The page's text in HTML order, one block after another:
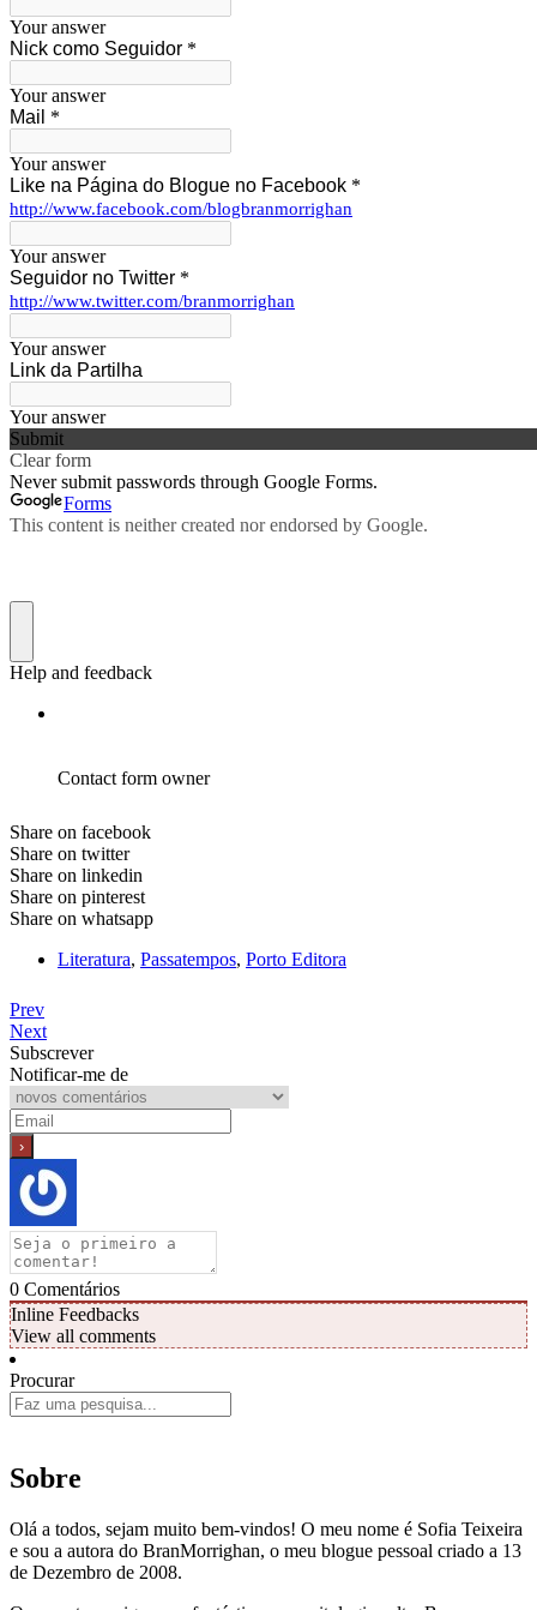
Share on facebook
Share on twitter
Share on linkedin
Share on pinterest
Share on whatsapp
Literatura, Passatempos, Porto Editora
Prev
Next
Subscrever
Notificar-me de
0 Comentários
Inline Feedbacks
View all comments
Procurar
Sobre
Olá a todos, sejam muito bem-vindos! O meu nome é Sofia Teixeira
e sou a autora do BranMorrighan, o meu blogue pessoal criado a 13
de Dezembro de 2008.